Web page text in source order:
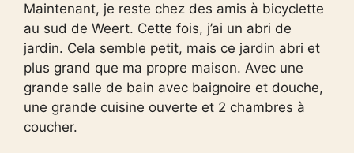
Maintenant, je reste chez des amis à bicyclette
au sud de Weert. Cette fois, j’ai un abri de
jardin. Cela semble petit, mais ce jardin abri et
plus grand que ma propre maison. Avec une
grande salle de bain avec baignoire et douche,
une grande cuisine ouverte et 2 chambres à
coucher.